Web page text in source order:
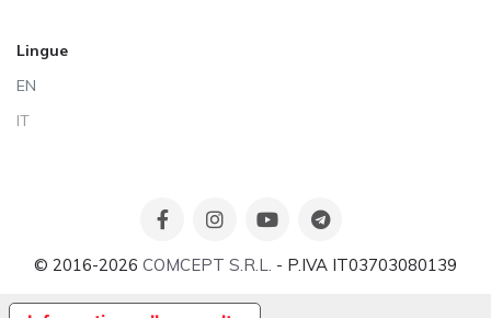
Lingue
EN
IT
© 2016-2026 COMCEPT S.R.L. - P.IVA IT03703080139